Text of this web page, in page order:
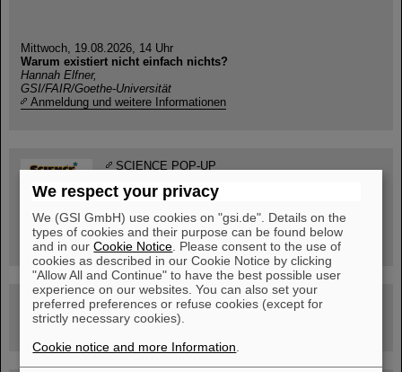
Mittwoch, 19.08.2026, 14 Uhr
Warum existiert nicht einfach nichts?
Hannah Elfner,
GSI/FAIR/Goethe-Universität
Anmeldung und weitere Informationen
SCIENCE POP-UP
12 – 17 Uhr
Ernst-Ludwig-Str. 22
Innenstadt Darmstadt
FAIR-Trailer: Der Weg der Teilchen durch die
Beschleunigeranlage
We respect your privacy
We (GSI GmbH) use cookies on "gsi.de". Details on the
types of cookies and their purpose can be found below
and in ourCookie Notice . Please consent to the use of
cookies as described in our Cookie Notice by clicking
"Allow All and Continue" to have the best possible user
experience on our websites. You can also set your
preferred preferences or refuse cookies (except for
strictly necessary cookies).
Cookie notice and more Information